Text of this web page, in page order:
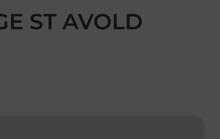
ST AVOLD